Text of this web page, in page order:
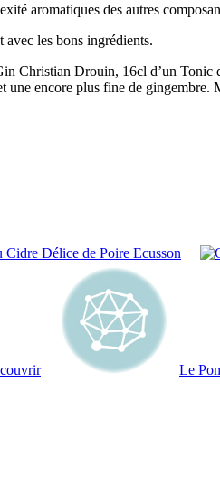
aromatiques des autres
les bons ingrédients.
Christian Drouin, 16cl d’un
une encore plus fine de gingembre.
Cidre Délice de Poire Ecusson
Le